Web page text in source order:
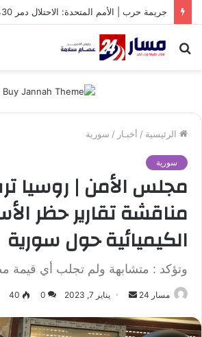
بحث
الرئيسية / أخبـار / سورية
سورية
مجلس الأمن | روسيا
مناقشة تقارير حظر
الكيميائية حول سورية
وتؤكد : متشابهة ولم تجلب أي قيمة
مسار 24
س
يناير 7, 2023 0
40